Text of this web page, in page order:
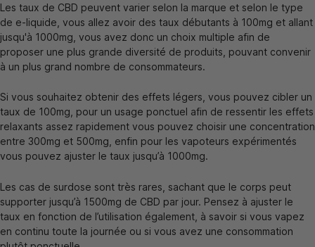
Les taux de CBD peuvent varier selon la marque et selon le type
de e-liquide, vous allez avoir des taux débutants à 100mg et allant
jusqu'à 1000mg, vous avez donc un choix multiple afin de
proposer une plus grande diversité de produits, pouvant convenir
à un plus grand nombre de consommateurs.
Si vous souhaitez obtenir des effets légers, vous pouvez cibler un
taux de 100mg, pour un usage ponctuel afin de ressentir les effets
relaxants assez rapidement vous pouvez choisir une concentration
entre 300mg et 500mg, enfin pour les vapoteurs expérimentés
vous pouvez ajuster le taux jusqu’à 1000mg.
Les cas de surdose sont très rares, sachant que le corps peut
supporter jusqu’à 1500mg de CBD par jour. Pensez à ajuster le
taux en fonction de l’utilisation également, à savoir si vous vapez
en continu toute la journée ou si vous avez une consommation